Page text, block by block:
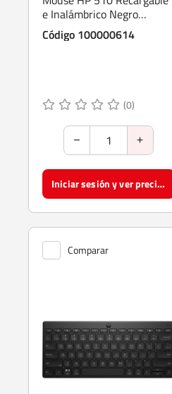
e Inalámbrico Negro
(9C2F6AA)
Código 100000614
(0)
Iniciar sesión y ver precios
Comparar